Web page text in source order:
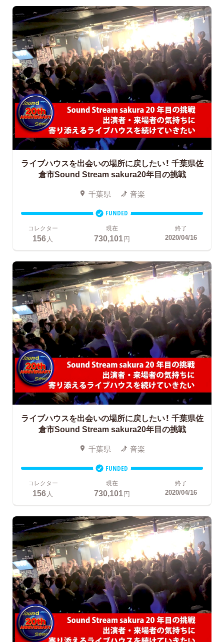
ライブハウスを出会いの場所に戻したい！ 千葉県佐
倉市Sound Stream sakura20年目の挑戦
千葉県 音楽
FUNDED
コレクター
156人
現在
730,101円
終了
2020/04/16
ライブハウスを出会いの場所に戻したい！ 千葉県佐
倉市Sound Stream sakura20年目の挑戦
千葉県 音楽
FUNDED
コレクター
156人
現在
730,101円
終了
2020/04/16